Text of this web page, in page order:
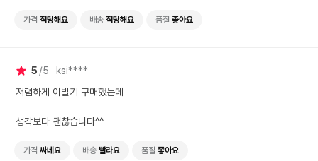
가격 적당해요 배송 적당해요 품질 좋아요
5 5
ksi****
저렴하게 이발기 구매했는데
생각보다 괜찮습니다^^
가격 싸네요 배송 빨라요 품질 좋아요